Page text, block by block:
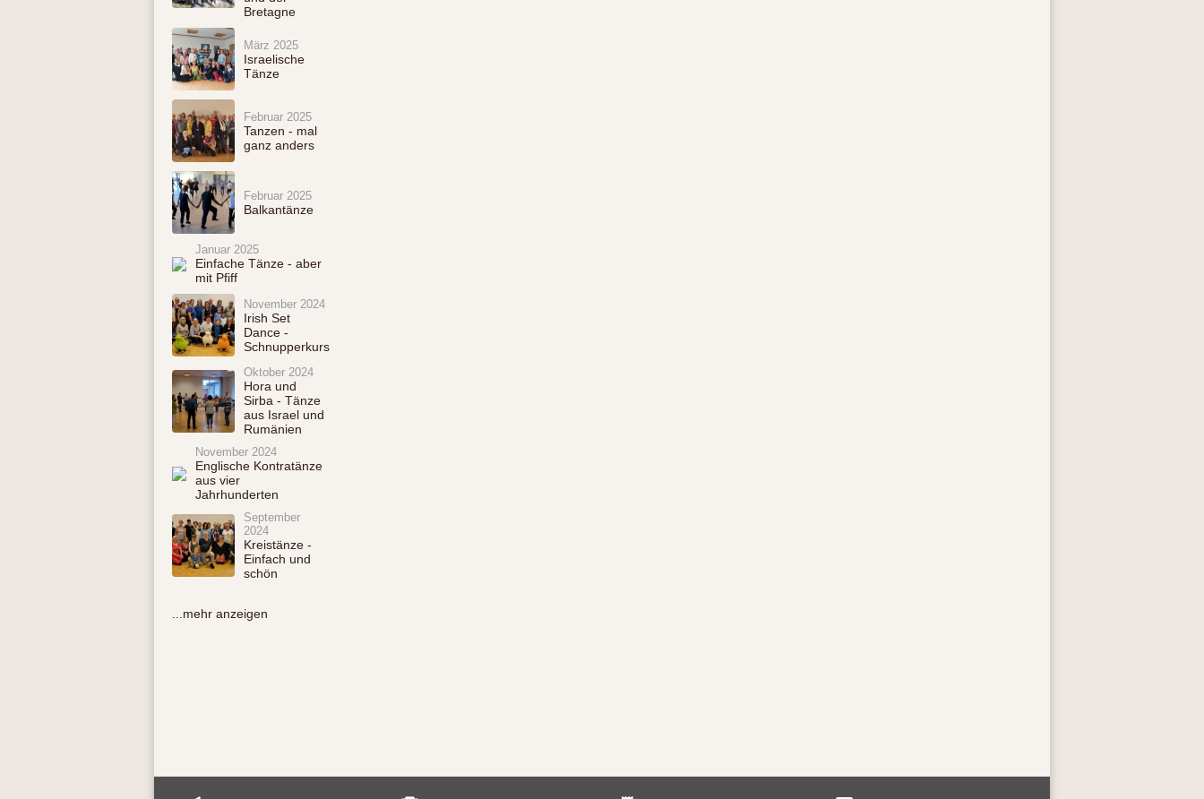
Bretagne
März 2025
Israelische
Tänze
Februar 2025
Tanzen - mal
ganz anders
Februar 2025
Balkantänze
Januar 2025
Einfache Tänze - aber
mit Pfiff
November 2024
Irish Set
Dance -
Schnupperkurs
Oktober 2024
Hora und
Sirba - Tänze
aus Israel und
Rumänien
November 2024
Englische Kontratänze
aus vier
Jahrhunderten
September
2024
Kreistänze -
Einfach und
schön
...mehr anzeigen